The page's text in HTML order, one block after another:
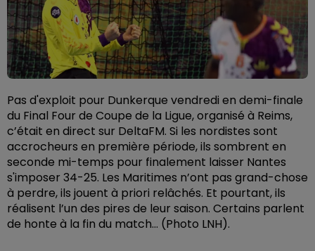
Pas d'exploit pour Dunkerque vendredi en demi-finale
du Final Four de Coupe de la Ligue, organisé à Reims,
c’était en direct sur DeltaFM. Si les nordistes sont
accrocheurs en première période, ils sombrent en
seconde mi-temps pour finalement laisser Nantes
s'imposer 34-25. Les Maritimes n’ont pas grand-chose
à perdre, ils jouent à priori relâchés. Et pourtant, ils
réalisent l’un des pires de leur saison. Certains parlent
de honte à la fin du match… (Photo LNH).